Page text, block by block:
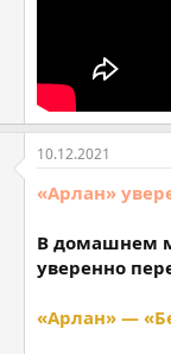
10.12.2021
«Арлан»
В домашнем
уверенно
«Арлан» —